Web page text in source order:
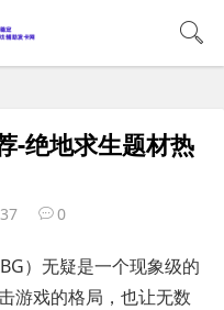
-绝地求生题材热
0
）无疑是一个现象级的
游戏的格局，也让无数